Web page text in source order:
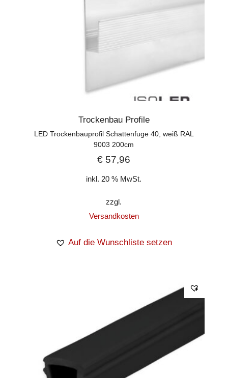
Trockenbau Profile
LED Trockenbauprofil Schattenfuge 40, weiß RAL
9003 200cm
€ 57,96
inkl. 20 % MwSt.
zzgl.
Versandkosten
Auf die Wunschliste setzen